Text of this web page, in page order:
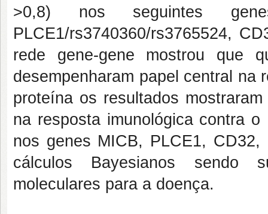
>0,8) nos seguintes
PLCE1/rs3740360/rs3765524,
rede gene-gene mostrou que
desempenharam papel central na
proteína os resultados
na resposta imunológica contra
nos genes MICB, PLCE1,
cálculos Bayesianos sendo
moleculares para a doença.